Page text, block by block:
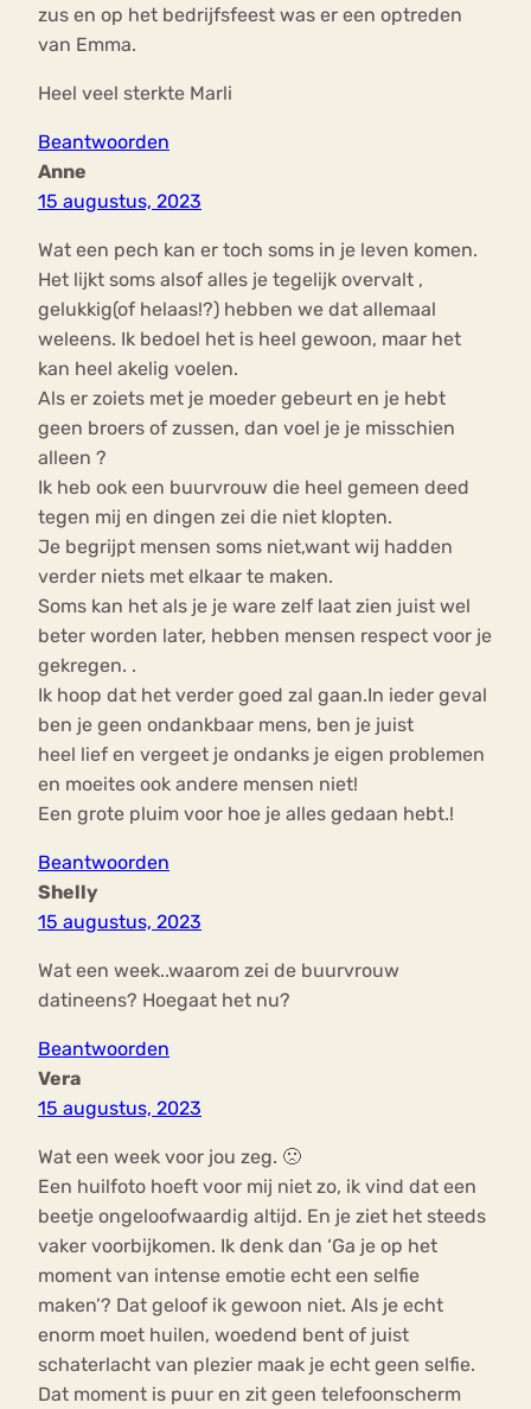
zus en op het bedrijfsfeest was er een optreden
van Emma.
Heel veel sterkte Marli
Beantwoorden
Anne
15 augustus, 2023
Wat een pech kan er toch soms in je leven komen.
Het lijkt soms alsof alles je tegelijk overvalt ,
gelukkig(of helaas!?) hebben we dat allemaal
weleens. Ik bedoel het is heel gewoon, maar het
kan heel akelig voelen.
Als er zoiets met je moeder gebeurt en je hebt
geen broers of zussen, dan voel je je misschien
alleen ?
Ik heb ook een buurvrouw die heel gemeen deed
tegen mij en dingen zei die niet klopten.
Je begrijpt mensen soms niet,want wij hadden
verder niets met elkaar te maken.
Soms kan het als je je ware zelf laat zien juist wel
beter worden later, hebben mensen respect voor je
gekregen. .
Ik hoop dat het verder goed zal gaan.In ieder geval
ben je geen ondankbaar mens, ben je juist
heel lief en vergeet je ondanks je eigen problemen
en moeites ook andere mensen niet!
Een grote pluim voor hoe je alles gedaan hebt.!
Beantwoorden
Shelly
15 augustus, 2023
Wat een week..waarom zei de buurvrouw
datineens? Hoegaat het nu?
Beantwoorden
Vera
15 augustus, 2023
Wat een week voor jou zeg. 🙁
Een huilfoto hoeft voor mij niet zo, ik vind dat een
beetje ongeloofwaardig altijd. En je ziet het steeds
vaker voorbijkomen. Ik denk dan ‘Ga je op het
moment van intense emotie echt een selfie
maken’? Dat geloof ik gewoon niet. Als je echt
enorm moet huilen, woedend bent of juist
schaterlacht van plezier maak je echt geen selfie.
Dat moment is puur en zit geen telefoonscherm